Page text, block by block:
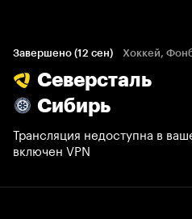
Завершено (12 сен) Хоккей,
Северсталь
Сибирь
Трансляция недоступна в
включен VPN